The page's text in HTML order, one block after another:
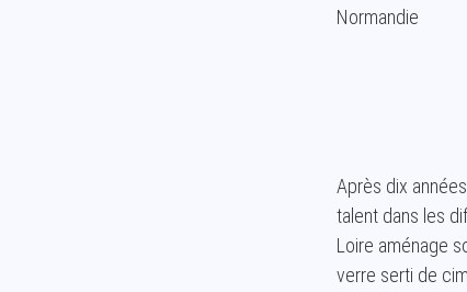
Normandie
Après dix
talent dans les
Loire aménage
verre serti de